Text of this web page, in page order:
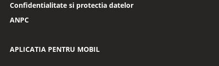
Confidentialitate si protectia datelor
ANPC
APLICATIA PENTRU MOBIL